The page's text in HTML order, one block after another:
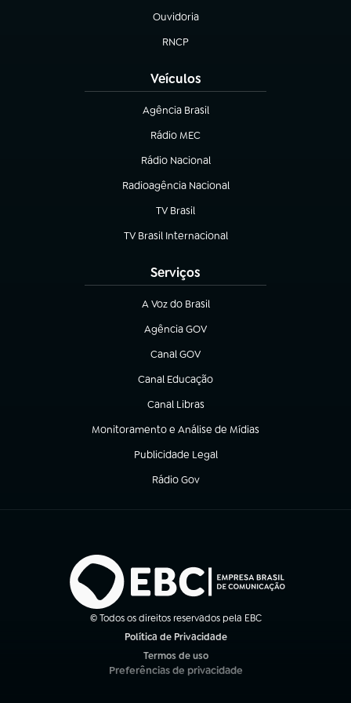
Ouvidoria
(abre em nova aba)
RNCP
(abre em nova aba)
Veículos
Agência Brasil
(abre em nova aba)
Rádio MEC
(abre em nova aba)
Rádio Nacional
Radioagência Nacional
(abre em nova aba)
TV Brasil
(abre em nova aba)
TV Brasil Internacional
(abre em nova aba)
Serviços
A Voz do Brasil
(abre em nova aba)
Agência GOV
(abre em nova aba)
Canal GOV
(abre em nova aba)
Canal Educação
(abre em nova aba)
Canal Libras
(abre em nova aba)
Monitoramento e Análise de Mídias
(abre em nova aba)
Publicidade Legal
(abre em nova aba)
Rádio Gov
(abre em nova aba)
© Todos os direitos reservados pela EBC
Política de Privacidade
Termos de uso
(abre em nova aba)
Preferências de privacidade